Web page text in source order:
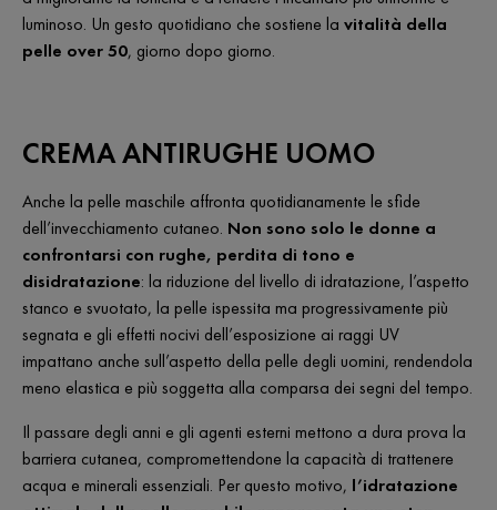
luminoso. Un gesto quotidiano che sostiene la vitalità della
pelle over 50, giorno dopo giorno.
CREMA ANTIRUGHE UOMO
Anche la pelle maschile affronta quotidianamente le sfide
dell’invecchiamento cutaneo. Non sono solo le donne a
confrontarsi con rughe, perdita di tono e
disidratazione: la riduzione del livello di idratazione, l’aspetto
stanco e svuotato, la pelle ispessita ma progressivamente più
segnata e gli effetti nocivi dell’esposizione ai raggi UV
impattano anche sull’aspetto della pelle degli uomini, rendendola
meno elastica e più soggetta alla comparsa dei segni del tempo.
Il passare degli anni e gli agenti esterni mettono a dura prova la
barriera cutanea, compromettendone la capacità di trattenere
acqua e minerali essenziali. Per questo motivo, l’idratazione